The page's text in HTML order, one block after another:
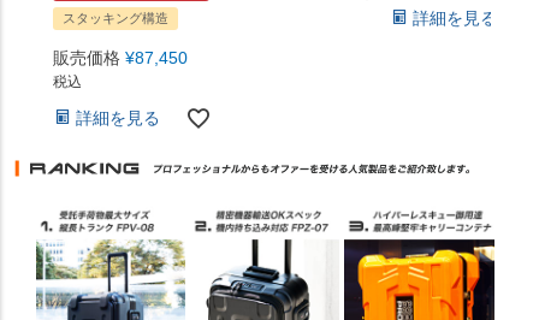
スタッキング構造
販売価格 ¥87,450
税込
詳細を見る
詳細を見る